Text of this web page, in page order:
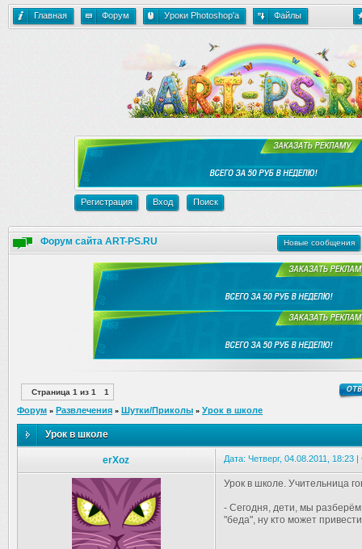
Главная Форум Уроки Photoshop'a Файлы
Регистрация Вход Поиск
Форум сайта ART-PS.RU Новые сообщения
Страница 1 из 1 1
Форум » Развлечения » Шутки/Приколы » Урок в школе
Урок в школе
erXoz Дата: Четверг, 04.08.2011,
Урок в школе. Учительница
- Сегодня, дети, мы разберём
"беда", ну кто может